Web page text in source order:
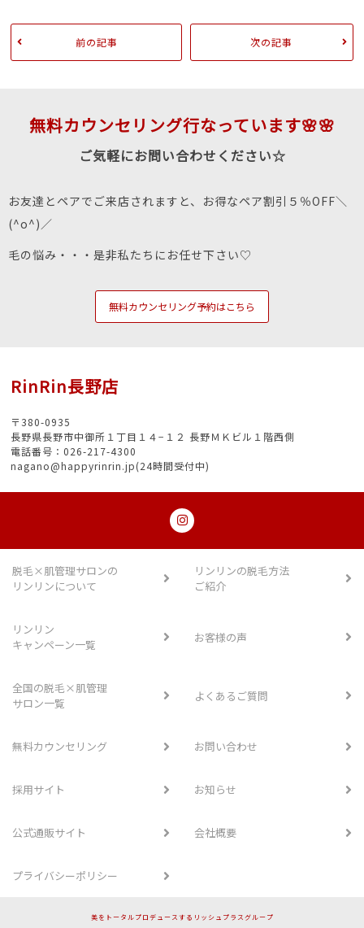
前の記事 次の記事
無料カウンセリング行なっています🌸🌸
ご気軽にお問い合わせください☆
お友達とペアでご来店されますと、お得なペア割引５％OFF＼
(^o^)／
毛の悩み・・・是非私たちにお任せ下さい♡
無料カウンセリング予約はこちら
RinRin長野店
〒380-0935
長野県長野市中御所１丁目１４−１２ 長野ＭＫビル１階西側
電話番号：026-217-4300
nagano@happyrinrin.jp(24時間受付中)
脱毛×肌管理サロンの
リンリンについて
リンリンの脱毛方法
ご紹介
リンリン
キャンペーン一覧
お客様の声
全国の脱毛×肌管理
サロン一覧
よくあるご質問
無料カウンセリング お問い合わせ
採用サイト お知らせ
公式通販サイト 会社概要
プライバシーポリシー
美をトータルプロデュースするリッシュプラスグループ